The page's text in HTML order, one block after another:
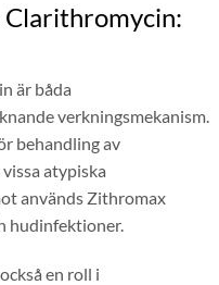
är båda
verkningsmekanism.
behandling av
atypiska
används Zithromax
hudinfektioner.
en roll i